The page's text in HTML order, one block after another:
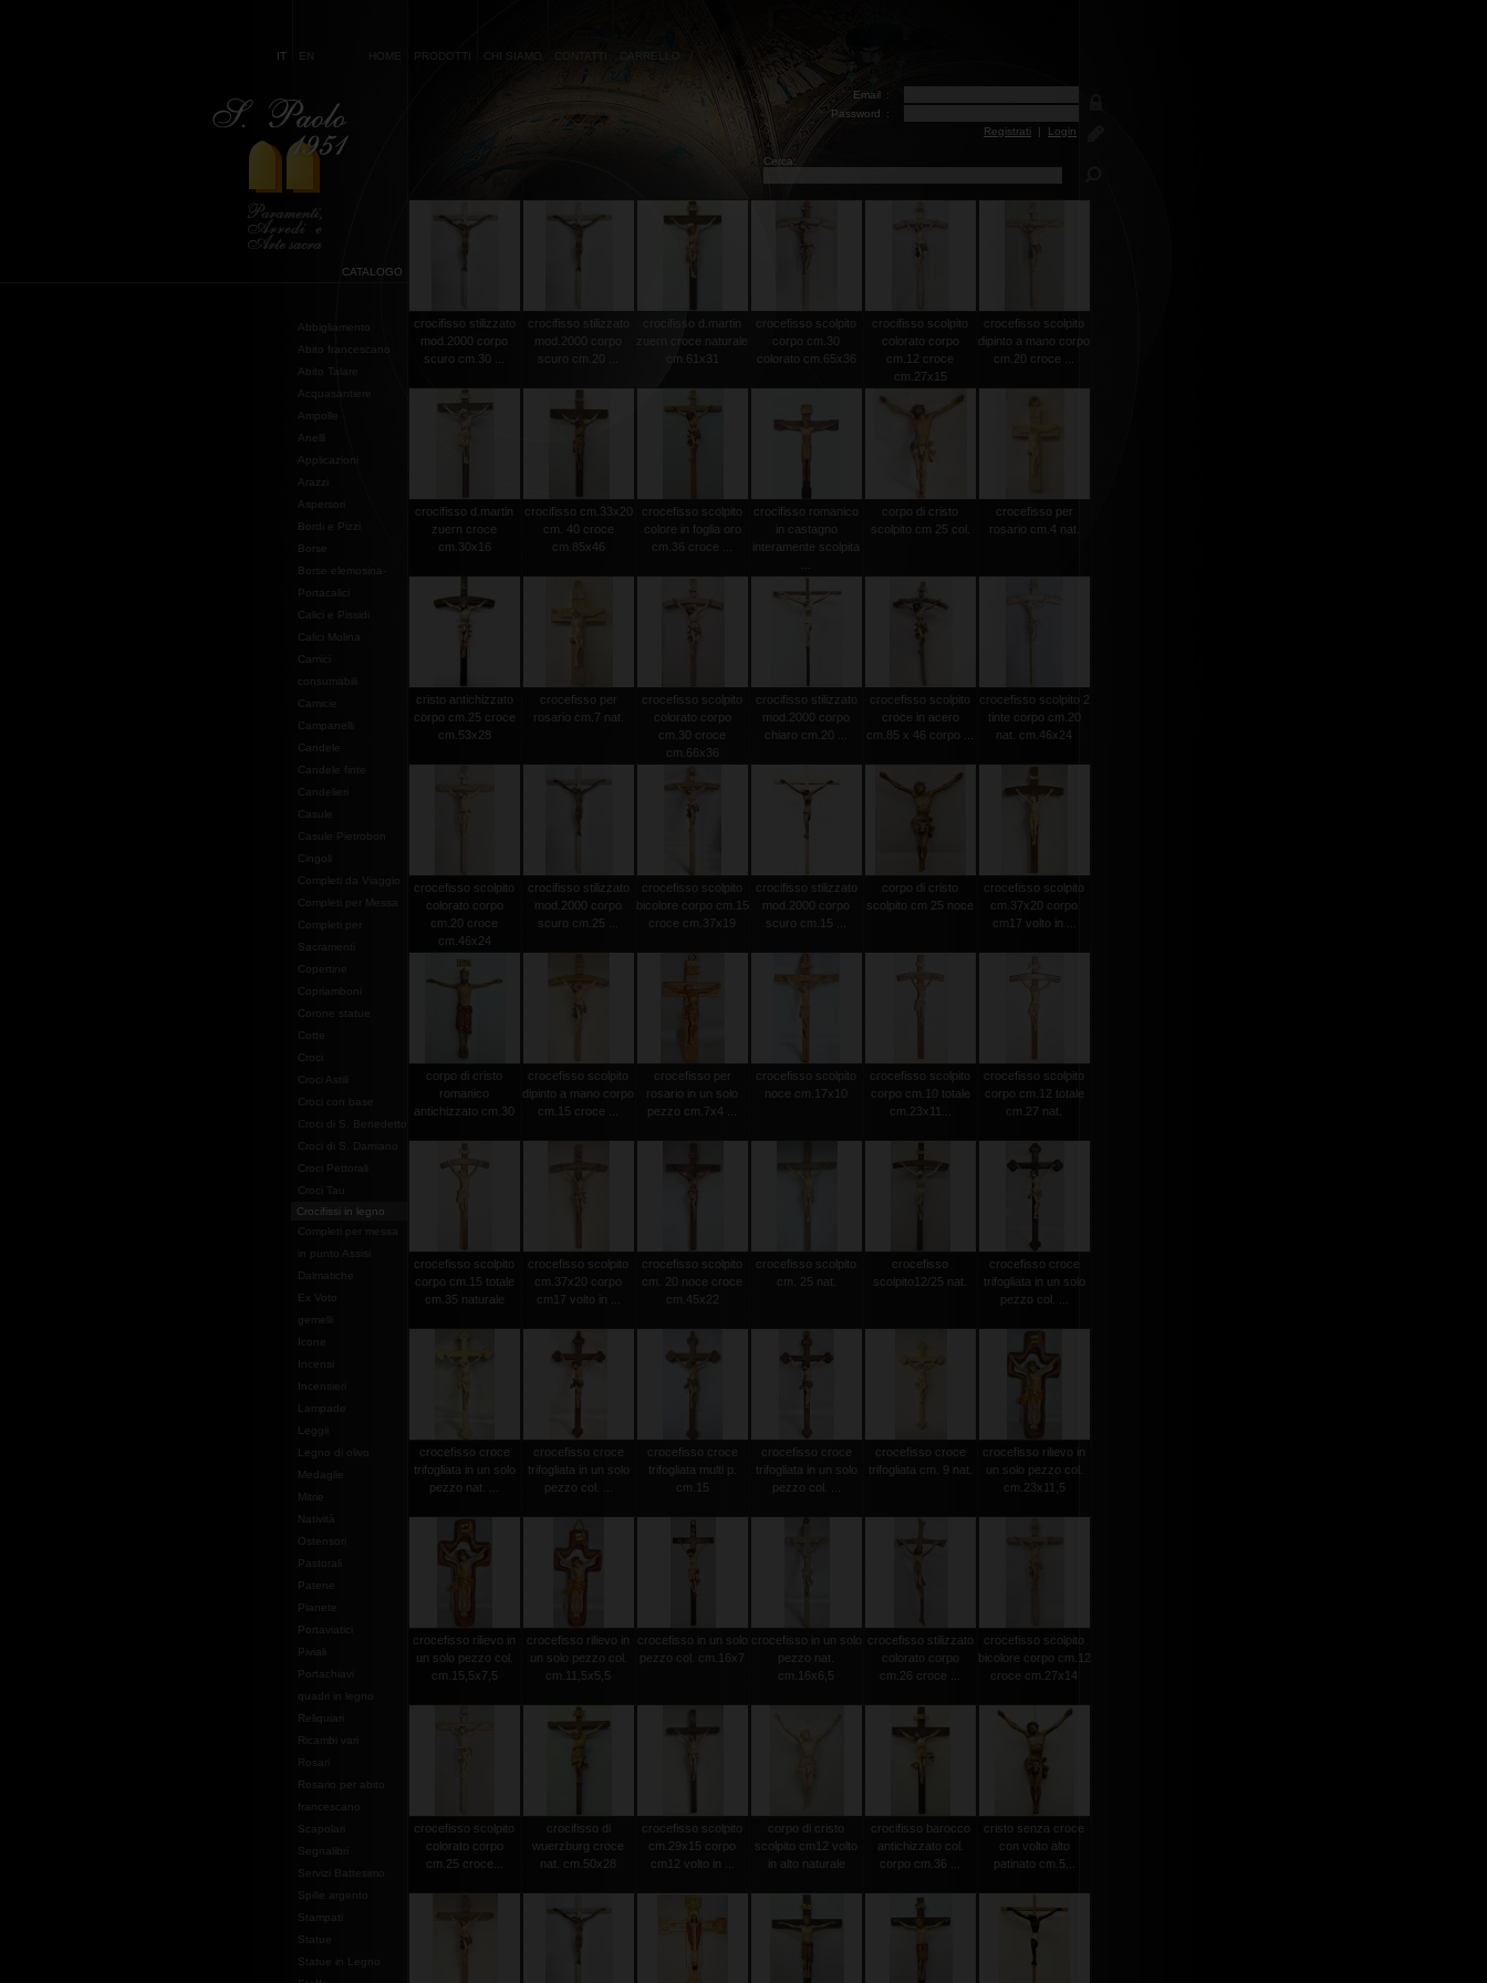
IT EN HOME PRODOTTI CHI SIAMO CONTATTI
Email :
Password
:
Registrati | Login
Cerca:
CATALOGO
Abbigliamento
Abito francescano
Abito Talare
Acquasantiere
Ampolle
Anelli
Applicazioni
Arazzi
Aspersori
Bordi e Pizzi
Borse
Borse elemosina-
Portacalici
Calici e Pissidi
Calici Molina
Camici
consumabili
Camicie
Campanelli
Candele
Candele finte
Candelieri
Casule
Casule Pietrobon
Cingoli
Completi da Viaggio
Completi per Messa
Completi per
Sacramenti
Copertine
Copriamboni
Corone statue
Cotte
Croci
Croci Astili
Croci con base
Croci di S. Benedetto
Croci di S. Damiano
Croci Pettorali
Croci Tau
Crocifissi in legno
Completi per messa
in punto Assisi
Dalmatiche
Ex Voto
gemelli
Icone
Incensi
Incensieri
Lampade
Leggii
Legno di olivo
Medaglie
Mitrie
Natività
Ostensori
Pastorali
Patene
Pianete
Portaviatici
Piviali
Portachiavi
quadri in legno
Reliquiari
Ricambi vari
Rosari
Rosario per abito
francescano
Scapolari
Segnalibri
Servizi Battesimo
Spille argento
Stampati
Statue
Statue in Legno
crocifisso stilizzato
mod.2000 corpo
scuro cm.30 ...
crocifisso stilizzato
mod.2000 corpo
scuro cm.20 ...
crocifisso d.martin
zuern croce naturale
cm.61x31
crocefisso scolpito
corpo cm.30
colorato cm.65x36
crocifisso scolpito
colorato corpo
cm.12 croce
cm.27x15
crocefisso scolpito
dipinto a mano corpo
cm.20 croce ...
crocifisso d.martin
zuern croce
cm.30x16
crocifisso cm.33x20
cm. 40 croce
cm.85x46
crocefisso scolpito
colore in foglia oro
cm.36 croce ...
crocifisso romanico
in castagno
interamente scolpita
corpo di cristo
scolpito cm 25 col.
crocefisso per
rosario cm.4 nat.
cristo antichizzato
corpo cm.25 croce
cm.53x28
crocefisso per
rosario cm.7 nat.
crocefisso scolpito
colorato corpo
cm.30 croce
cm.66x36
crocifisso stilizzato
mod.2000 corpo
chiaro cm.20 ...
crocefisso scolpito
croce in acero
cm.85 x 46 corpo ...
crocefisso scolpito 2
tinte corpo cm.20
nat. cm.46x24
crocefisso scolpito
colorato corpo
cm.20 croce
cm.46x24
crocifisso stilizzato
mod.2000 corpo
scuro cm.25 ...
crocefisso scolpito
bicolore corpo cm.15
croce cm.37x19
crocifisso stilizzato
mod.2000 corpo
scuro cm.15 ...
corpo di cristo
scolpito cm 25 noce
crocefisso scolpito
cm.37x20 corpo
cm17 volto in ...
corpo di cristo
romanico
antichizzato cm.30
crocefisso scolpito
dipinto a mano corpo
cm.15 croce ...
crocefisso per
rosario in un solo
pezzo cm.7x4 ...
crocefisso scolpito
noce cm.17x10
crocefisso scolpito
corpo cm.10 totale
cm.23x11...
crocefisso scolpito
corpo cm.12 totale
cm.27 nat.
crocefisso scolpito
corpo cm.15 totale
cm.35 naturale
crocefisso scolpito
cm.37x20 corpo
cm17 volto in ...
crocefisso scolpito
cm. 20 noce croce
cm.45x22
crocefisso scolpito
cm. 25 nat.
crocefisso
scolpito12/25 nat.
crocefisso croce
trifogliata in un solo
pezzo col. ...
crocefisso croce
trifogliata in un solo
pezzo nat. ...
crocefisso croce
trifogliata in un solo
pezzo col. ...
crocefisso croce
trifogliata multi p.
cm.15
crocefisso croce
trifogliata in un solo
pezzo col. ...
crocefisso croce
trifogliata cm. 9 nat.
crocefisso rilievo in
un solo pezzo col.
cm.23x11,5
crocefisso rilievo in
un solo pezzo col.
cm.15,5x7,5
crocefisso rilievo in
un solo pezzo col.
cm.11,5x5,5
crocefisso in un solo
pezzo col. cm.16x7
crocefisso in un solo
pezzo nat.
cm.16x6,5
crocefisso stilizzato
colorato corpo
cm.26 croce ...
crocefisso scolpito
bicolore corpo cm.12
croce cm.27x14
crocefisso scolpito
colorato corpo
cm.25 croce...
crocifisso di
wuerzburg croce
nat. cm.50x28
crocefisso scolpito
cm.29x15 corpo
cm12 volto in ...
corpo di cristo
scolpito cm12 volto
in alto naturale
crocifisso barocco
antichizzato col.
corpo cm.36 ...
cristo senza croce
con volto alto
patinato cm.5...